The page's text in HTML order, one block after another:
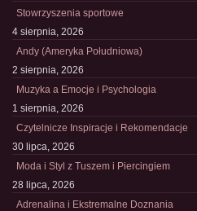
Stowrzyszenia sportowe
4 sierpnia, 2026
Andy (Ameryka Południowa)
2 sierpnia, 2026
Muzyka a Emocje i Psychologia
1 sierpnia, 2026
Czytelnicze Inspiracje i Rekomendacje
30 lipca, 2026
Moda i Styl z Tuszem i Piercingiem
28 lipca, 2026
Adrenalina i Ekstremalne Doznania